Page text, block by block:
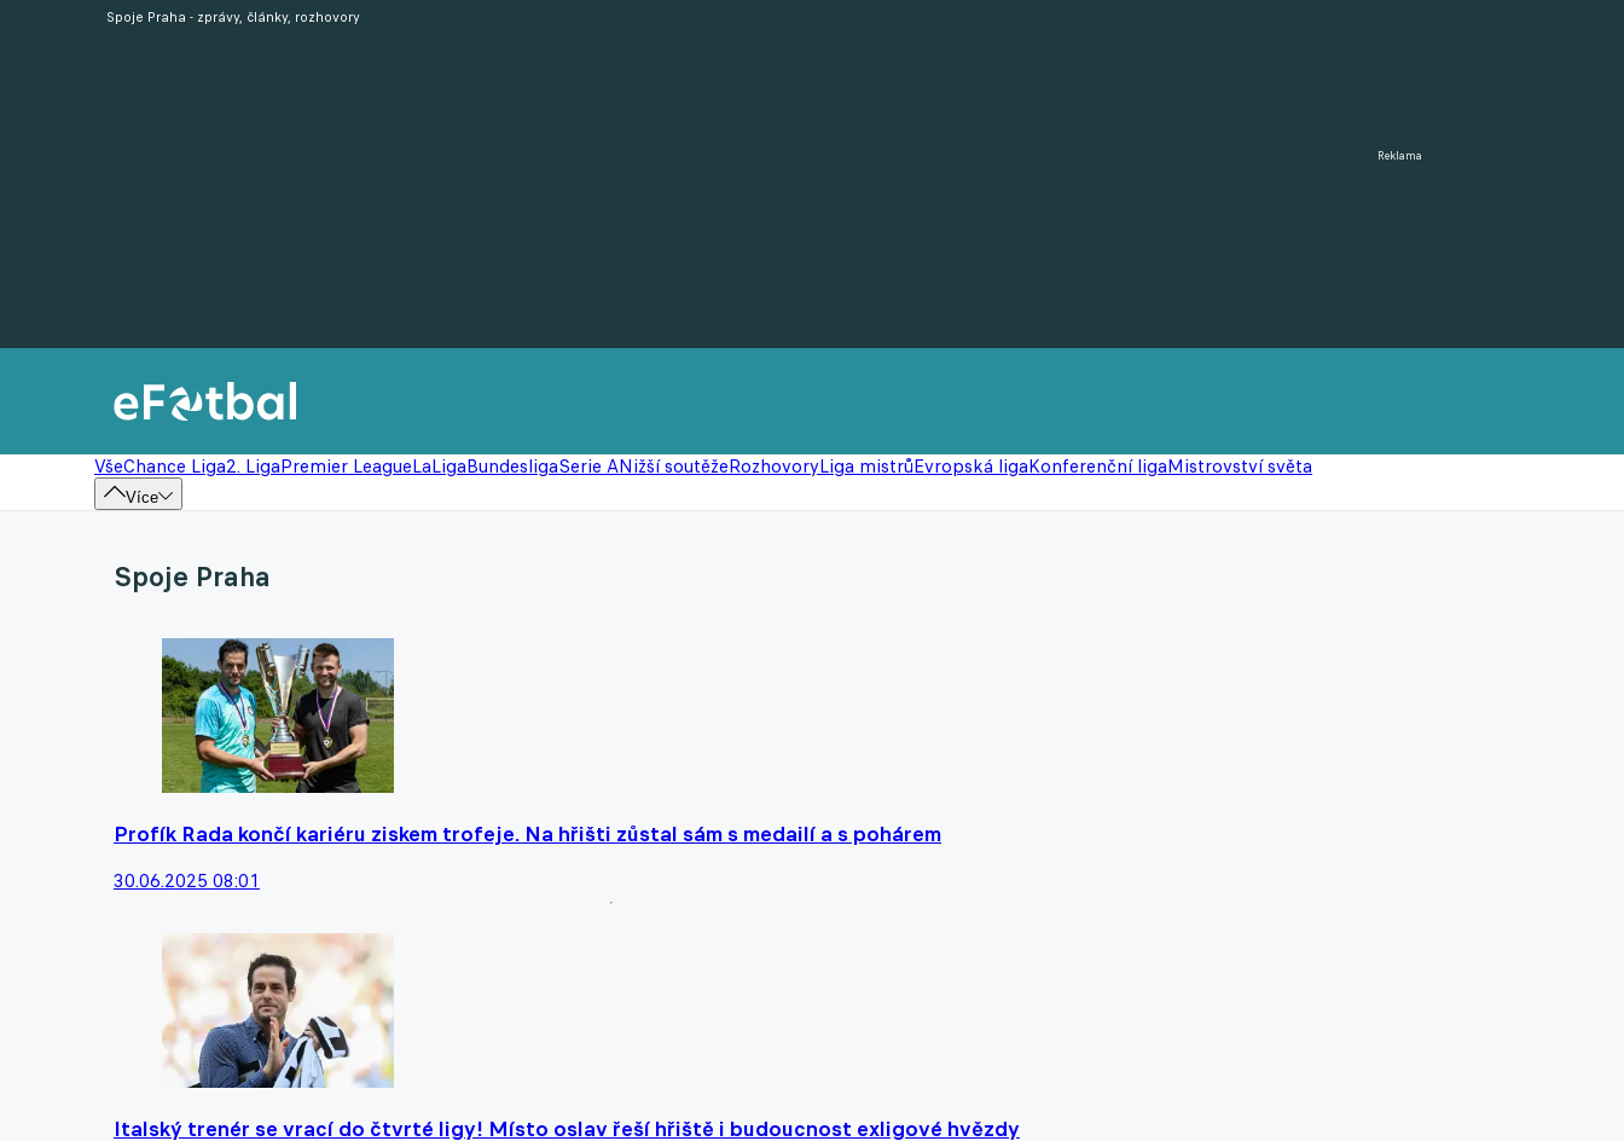
Reklama
VšeChance Liga2. LigaPremier LeagueLaLigaBundesligaSerie ANižší soutěžeRozhovoryLiga mistrůEvropská ligaKonferenční ligaMistrovství světa
Více
Spoje Praha - zprávy, články, rozhovory
Spoje Praha
Profík Rada končí kariéru ziskem trofeje. Na hřišti zůstal sám s medailí a s pohárem
30.06.2025 08:01
Italský trenér se vrací do čtvrté ligy! Místo oslav řeší hřiště i budoucnost exligové hvězdy